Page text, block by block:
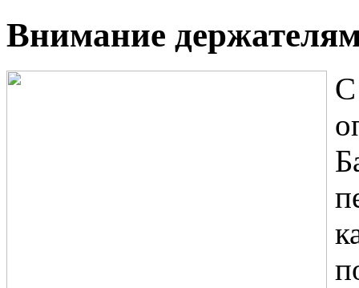
Внимание